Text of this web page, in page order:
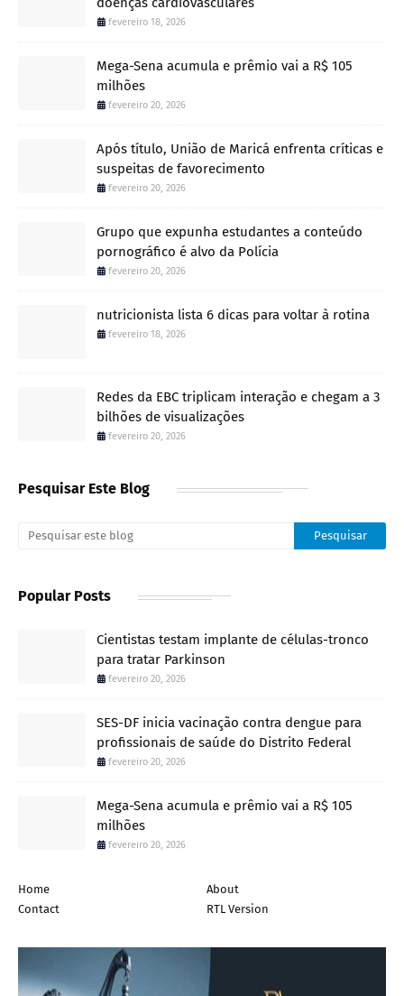
fevereiro 18, 2026
Mega-Sena acumula e prêmio vai a R$ 105
milhões
fevereiro 20, 2026
Após título, União de Maricá enfrenta críticas e
suspeitas de favorecimento
fevereiro 20, 2026
Grupo que expunha estudantes a conteúdo
pornográfico é alvo da Polícia
fevereiro 20, 2026
nutricionista lista 6 dicas para voltar à rotina
fevereiro 18, 2026
Redes da EBC triplicam interação e chegam a 3
bilhões de visualizações
fevereiro 20, 2026
Pesquisar Este Blog
Popular Posts
Cientistas testam implante de células-tronco
para tratar Parkinson
fevereiro 20, 2026
SES-DF inicia vacinação contra dengue para
profissionais de saúde do Distrito Federal
fevereiro 20, 2026
Mega-Sena acumula e prêmio vai a R$ 105
milhões
fevereiro 20, 2026
Home
About
Contact
RTL Version